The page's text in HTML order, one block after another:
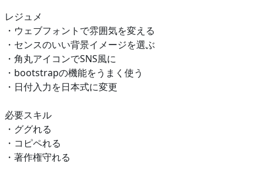
レジュメ
・ウェブフォントで雰囲気を変える
・センスのいい背景イメージを選ぶ
・角丸アイコンでSNS風に
・bootstrapの機能をうまく使う
・日付入力を日本式に変更
必要スキル
・ググれる
・コピペれる
・著作権守れる